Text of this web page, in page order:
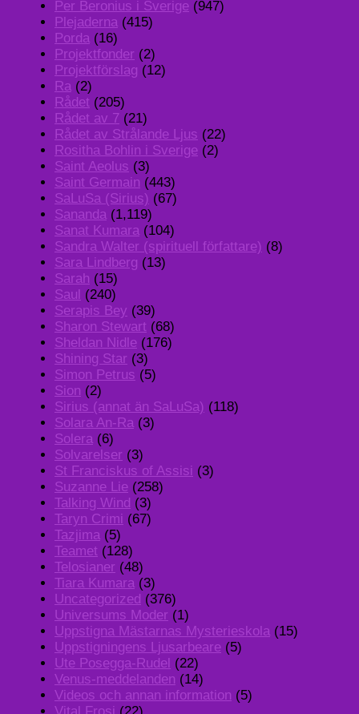
Per Beronius i Sverige (947)
Plejaderna (415)
Porda (16)
Projektfonder (2)
Projektförslag (12)
Ra (2)
Rådet (205)
Rådet av 7 (21)
Rådet av Strålande Ljus (22)
Rositha Bohlin i Sverige (2)
Saint Aeolus (3)
Saint Germain (443)
SaLuSa (Sirius) (67)
Sananda (1,119)
Sanat Kumara (104)
Sandra Walter (spirituell författare) (8)
Sara Lindberg (13)
Sarah (15)
Saul (240)
Serapis Bey (39)
Sharon Stewart (68)
Sheldan Nidle (176)
Shining Star (3)
Simon Petrus (5)
Sion (2)
Sirius (annat än SaLuSa) (118)
Solara An-Ra (3)
Solera (6)
Solvarelser (3)
St Franciskus of Assisi (3)
Suzanne Lie (258)
Talking Wind (3)
Taryn Crimi (67)
Tazjima (5)
Teamet (128)
Telosianer (48)
Tiara Kumara (3)
Uncategorized (376)
Universums Moder (1)
Uppstigna Mästarnas Mysterieskola (15)
Uppstigningens Ljusarbeare (5)
Ute Posegga-Rudel (22)
Venus-meddelanden (14)
Videos och annan information (5)